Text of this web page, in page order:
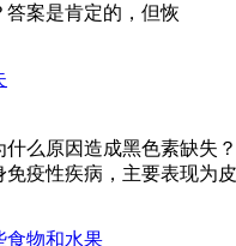
案是肯定的，但恢
么原因造成黑色素缺失
疫性疾病，主要表现为皮